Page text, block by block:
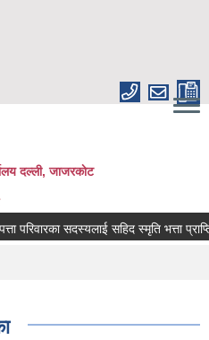
दल्ली, जाजरकाेट
सदस्यलाई सहिद स्मृति भत्ता